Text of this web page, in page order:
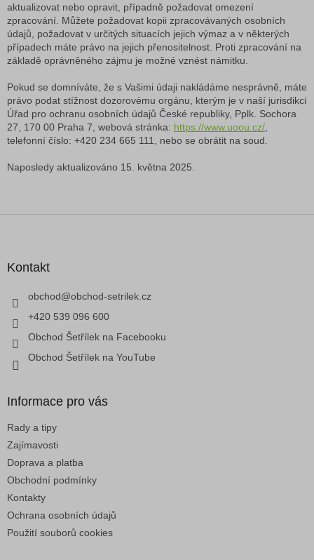
aktualizovat nebo opravit, případně požadovat omezení
zpracování. Můžete požadovat kopii zpracovávaných osobních
údajů, požadovat v určitých situacích jejich výmaz a v některých
případech máte právo na jejich přenositelnost. Proti zpracování na
základě oprávněného zájmu je možné vznést námitku.
Pokud se domníváte, že s Vašimi údaji nakládáme nesprávně, máte
právo podat stížnost dozorovému orgánu, kterým je v naší jurisdikci
Úřad pro ochranu osobních údajů České republiky, Pplk. Sochora
27, 170 00 Praha 7, webová stránka: https://www.uoou.cz/
telefonní číslo: +420 234 665 111, nebo se obrátit na soud.
Naposledy aktualizováno 15. května 2025.
Kontakt
obchod@obchod-setrilek.cz
+420 539 096 600
Obchod Šetřílek na Facebooku
Obchod Šetřílek na YouTube
Informace pro vás
Rady a tipy
Zajímavosti
Doprava a platba
Obchodní podmínky
Kontakty
Ochrana osobních údajů
Použití souborů cookies